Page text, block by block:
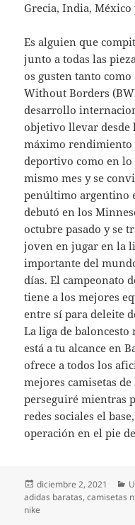
Grecia, India,
Es alguien que
junto a todas las
os gusten tanto
Without Borders
desarrollo
objetivo llevar desde
máximo rendimiento
deportivo como en lo
mismo mes y se
penúltimo argentino
debutó en los
octubre pasado y se
joven en jugar en la
importante del
días. El campeonato
tiene a los mejores
entre sí para deleite
La liga de
está a tu alcance en
ofrece a todos los
mejores camisetas
perseguiré mientras
redes sociales el
operación en el pie
Publicado
el
diciembre 2, 2021
adidas baratas,camisetas
nike